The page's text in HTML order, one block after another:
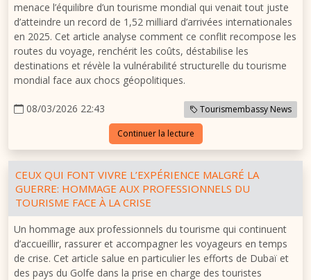
menace l’équilibre d’un tourisme mondial qui venait tout juste
d’atteindre un record de 1,52 milliard d’arrivées internationales
en 2025. Cet article analyse comment ce conflit recompose les
routes du voyage, renchérit les coûts, déstabilise les
destinations et révèle la vulnérabilité structurelle du tourisme
mondial face aux chocs géopolitiques.
08/03/2026 22:43 Tourismembassy News
Continuer la lecture
CEUX QUI FONT VIVRE L’EXPÉRIENCE MALGRÉ LA
GUERRE: HOMMAGE AUX PROFESSIONNELS DU
TOURISME FACE À LA CRISE
Un hommage aux professionnels du tourisme qui continuent
d’accueillir, rassurer et accompagner les voyageurs en temps
de crise. Cet article salue en particulier les efforts de Dubaï et
des pays du Golfe dans la prise en charge des touristes